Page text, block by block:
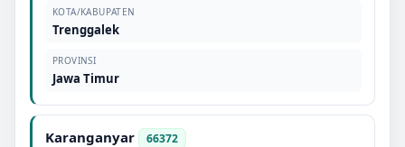
KOTA/KABUPATEN
Trenggalek
PROVINSI
Jawa Timur
Karanganyar 66372